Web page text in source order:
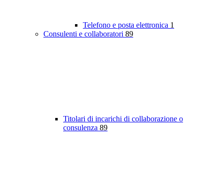
Telefono e posta elettronica 1
Consulenti e collaboratori 89
Titolari di incarichi di collaborazione o
consulenza 89